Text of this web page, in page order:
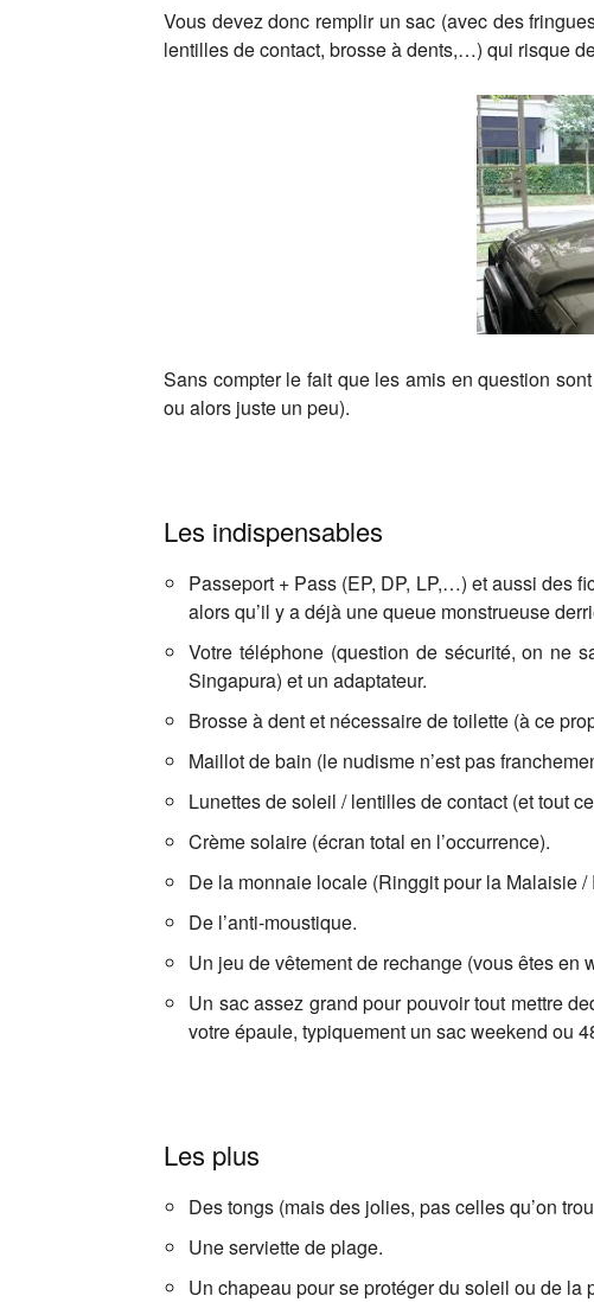
Vous devez donc remplir un sac (avec des
lentilles de contact, brosse à dents,…) qui risque
Sans compter le fait que les amis en question
ou alors juste un peu).
Les indispensables
Passeport + Pass (EP, DP, LP,…) et aussi des
alors qu’il y a déjà une queue monstrueuse
Votre téléphone (question de sécurité, on ne
Singapura) et un adaptateur.
Brosse à dent et nécessaire de toilette (à ce
Maillot de bain (le nudisme n’est pas
Lunettes de soleil / lentilles de contact (et tout
Crème solaire (écran total en l’occurrence).
De la monnaie locale (Ringgit pour la Malaisie /
De l’anti-moustique.
Un jeu de vêtement de rechange (vous êtes
Un sac assez grand pour pouvoir tout mettre
votre épaule, typiquement un sac weekend ou
Les plus
Des tongs (mais des jolies, pas celles qu’on
Une serviette de plage.
Un chapeau pour se protéger du soleil ou de la